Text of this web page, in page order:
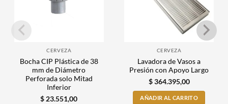
CERVEZA
Bocha CIP Plástica de 38
mm de Diámetro
Perforada solo Mitad
Inferior
$23.551,00
CERVEZA
Lavadora de Vasos a
Presión con Apoyo Largo
$364.395,00
AÑADIR AL CARRITO